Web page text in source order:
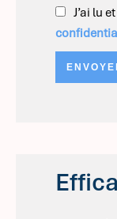
J’ai lu